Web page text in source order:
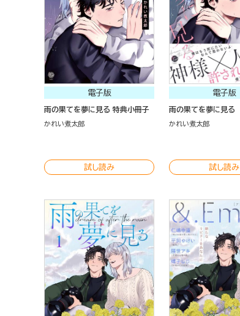
電子版
雨の果てを夢に見る 特典小冊子
かれい煮太郎
試し読み
電子版
雨の果てを夢に見る
かれい煮太郎
試し読み